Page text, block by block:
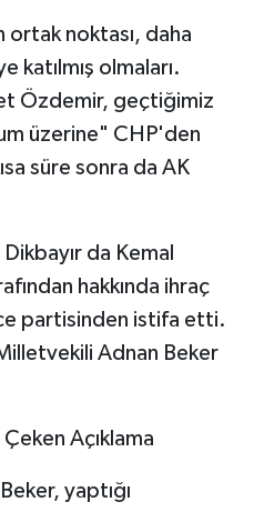
ortak noktası, daha
katılmış olmaları.
Özdemir, geçtiğimiz
üzerine" CHP'den
süre sonra da AK
da Kemal
hakkında ihraç
partisinden istifa etti.
Adnan Beker
Açıklama
yaptığı